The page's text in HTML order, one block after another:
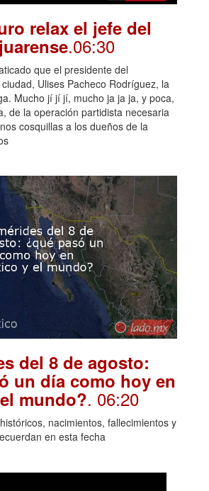
relax el jefe del
.06:30
que el presidente del
Ulises Pacheco Rodríguez, la
Mucho jí jí jí, mucho ja ja ja, y poca,
de la operación partidista necesaria
cosquillas a los dueños de la
del 8 de agosto:
un día como hoy en
mundo?. 06:20
nacimientos, fallecimientos y
en esta fecha